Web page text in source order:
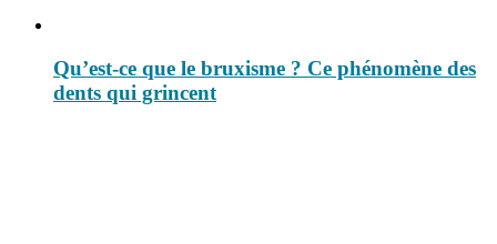
Qu’est-ce que le bruxisme ? Ce phénomène des
dents qui grincent